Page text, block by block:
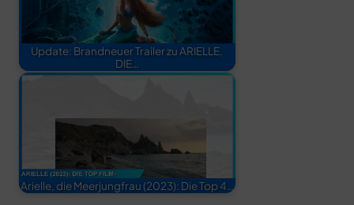
Update: Brandneuer Trailer zu ARIELLE,
DIE…
Arielle, die Meerjungfrau (2023): Die Top 4…